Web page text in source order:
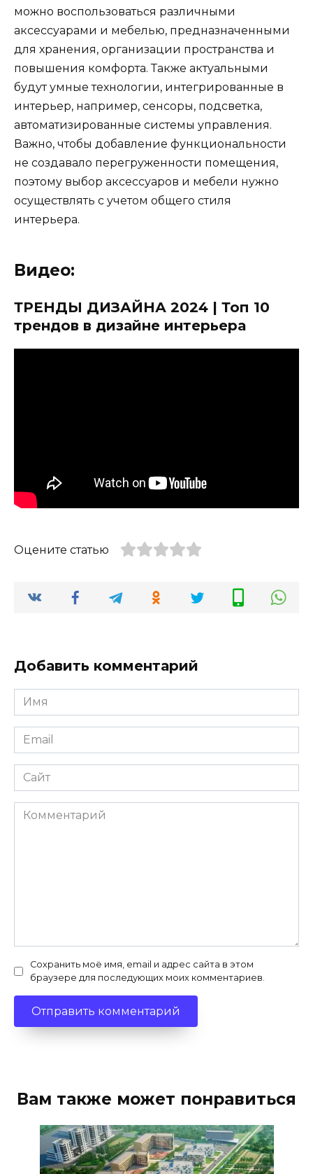
можно воспользоваться различными
аксессуарами и мебелью, предназначенными
для хранения, организации пространства и
повышения комфорта. Также актуальными
будут умные технологии, интегрированные в
интерьер, например, сенсоры, подсветка,
автоматизированные системы управления.
Важно, чтобы добавление функциональности
не создавало перегруженности помещения,
поэтому выбор аксессуаров и мебели нужно
осуществлять с учетом общего стиля
интерьера.
Видео:
ТРЕНДЫ ДИЗАЙНА 2024 | Топ 10
трендов в дизайне интерьера
Оцените статью
Добавить комментарий
Имя
*
Email
*
Сайт
Комментарий
Сохранить моё имя, email и адрес сайта в этом
браузере для последующих моих комментариев.
Вам также может понравиться